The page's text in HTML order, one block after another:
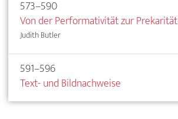
573–590
Von der Performativität zur Prekarität
Judith Butler
591–596
Text- und Bildnachweise